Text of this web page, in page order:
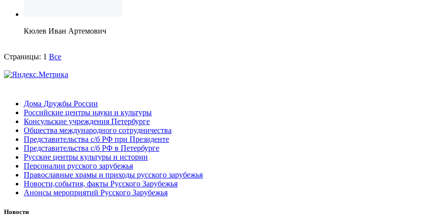
Кюлев Иван Артемович
Страницы: 1 Все
Дома Дружбы России
Российские центры науки и культуры
Консульские учреждения Петербурге
Общества международного сотрудничества
Представительства с/б РФ при Президенте
Представительства с/б РФ в Петербурге
Русские центры культуры и истории
Персоналии русского зарубежья
Православные храмы и приходы русского зарубежья
Новости,события, факты Русского Зарубежья
Анонсы мероприятий Русского Зарубежья
Новости